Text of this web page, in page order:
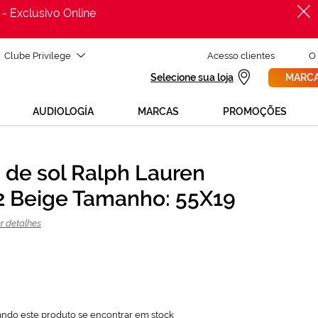
Exclusivo Online
Clube Privilege Acesso clientes O
Selecione sua loja
AUDIOLOGÍA MARCAS PROMOÇÕES
41,60 €
€
sol Ralph Lauren
Beige Tamanho: 55X19
detalhes
este produto se encontrar em stock